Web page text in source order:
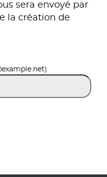
sera envoyé par
la création de